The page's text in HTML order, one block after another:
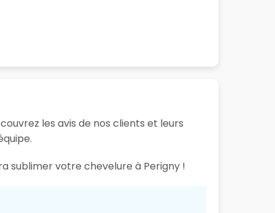
les avis de nos clients et leurs
sublimer votre chevelure à Perigny !